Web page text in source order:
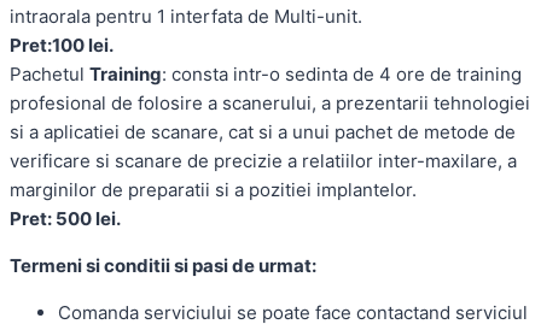
intraorala pentru 1 interfata de Multi-unit.
Pret:100 lei.
Pachetul Training: consta intr-o sedinta de 4 ore de training
profesional de folosire a scanerului, a prezentarii tehnologiei
si a aplicatiei de scanare, cat si a unui pachet de metode de
verificare si scanare de precizie a relatiilor inter-maxilare, a
marginilor de preparatii si a pozitiei implantelor.
Pret: 500 lei.
Termeni si conditii si pasi de urmat:
Comanda serviciului se poate face contactand serviciul